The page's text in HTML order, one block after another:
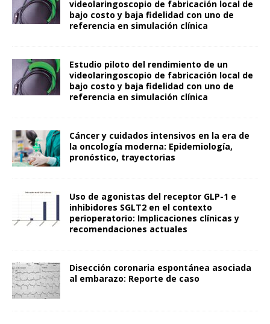
videolaringoscopio de fabricación local de
bajo costo y baja fidelidad con uno de
referencia en simulación clínica
Estudio piloto del rendimiento de un
videolaringoscopio de fabricación local de
bajo costo y baja fidelidad con uno de
referencia en simulación clínica
Cáncer y cuidados intensivos en la era de
la oncología moderna: Epidemiología,
pronóstico, trayectorias
Uso de agonistas del receptor GLP-1 e
inhibidores SGLT2 en el contexto
perioperatorio: Implicaciones clínicas y
recomendaciones actuales
Disección coronaria espontánea asociada
al embarazo: Reporte de caso